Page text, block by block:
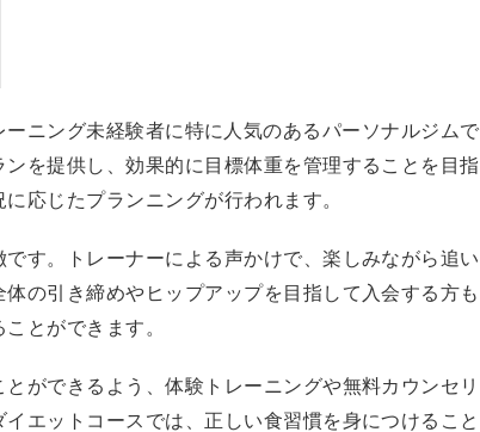
ニング未経験者に特に人気のあるパーソナルジムで
を提供し、効果的に目標体重を管理することを目指
応じたプランニングが行われます。
す。トレーナーによる声かけで、楽しみながら追い
の引き締めやヒップアップを目指して入会する方も
とができます。
ができるよう、体験トレーニングや無料カウンセリ
エットコースでは、正しい食習慣を身につけること